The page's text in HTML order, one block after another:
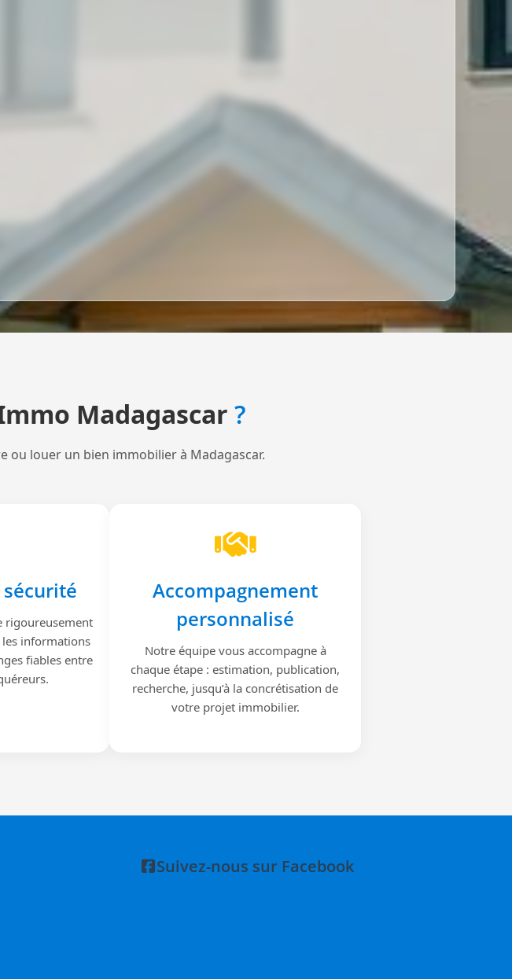
Madagascar ?
ou louer un bien immobilier à Madagascar.
rigoureusement
les informations
fiables entre
Accompagnement
personnalisé
Notre équipe vous accompagne à
chaque étape : estimation, publication,
recherche, jusqu’à la concrétisation de
votre projet immobilier.
Suivez-nous sur Facebook